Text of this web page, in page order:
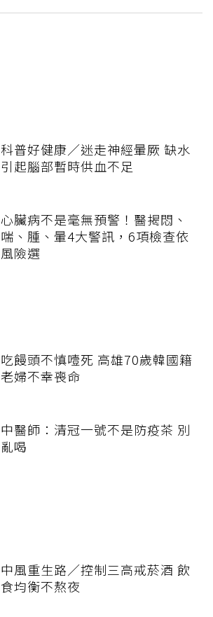
科普好健康／迷走神經暈厥 缺水
引起腦部暫時供血不足
心臟病不是毫無預警！醫揭悶、
喘、腫、暈4大警訊，6項檢查依
風險選
吃饅頭不慎噎死 高雄70歲韓國籍
老婦不幸喪命
中醫師：清冠一號不是防疫茶 別
亂喝
中風重生路／控制三高戒菸酒 飲
食均衡不熬夜